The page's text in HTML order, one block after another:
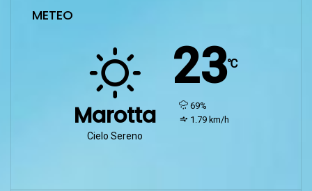
METEO
Marotta
Cielo Sereno
23℃
humidity:
69%
wind:
1.79 km/h